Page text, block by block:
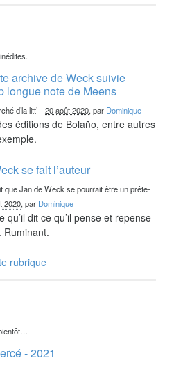
archive de Weck suivie
longue note de Meens
d’la litt’ -20 août 2020, par Dominique
éditions de Bolaño, entre autres
se fait l’auteur
que Jan de Weck se pourrait être un prête-
2020, par Dominique
qu’il dit ce qu’il pense et repense
Ruminant.
rubrique
- 2021